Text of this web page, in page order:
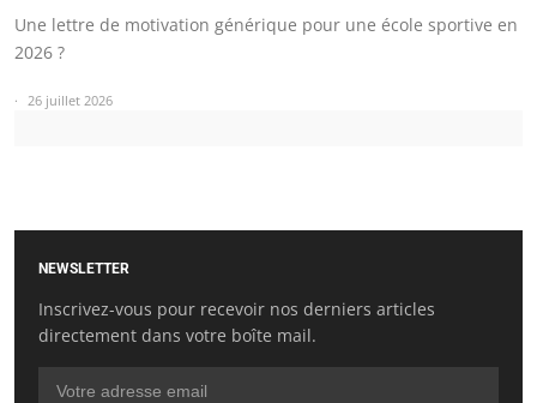
Une lettre de motivation générique pour une école sportive en
2026 ?
26 juillet 2026
NEWSLETTER
Inscrivez-vous pour recevoir nos derniers articles
directement dans votre boîte mail.